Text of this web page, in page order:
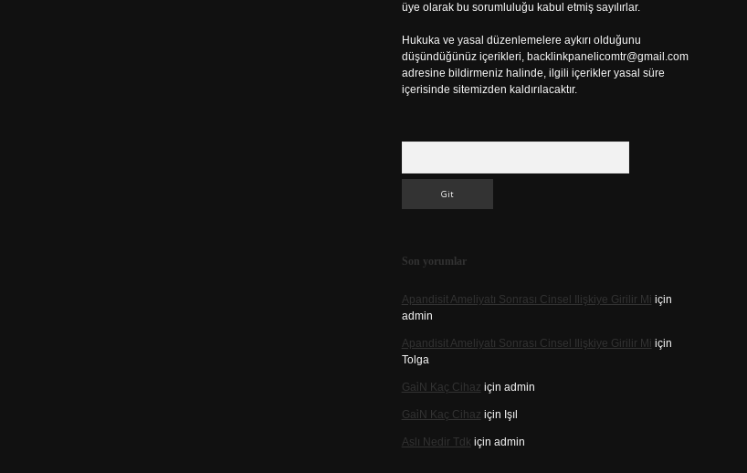
üye olarak bu sorumluluğu kabul etmiş sayılırlar.
Hukuka ve yasal düzenlemelere aykırı olduğunu
düşündüğünüz içerikleri, backlinkpanelicomtr@gmail.com
adresine bildirmeniz halinde, ilgili içerikler yasal süre
içerisinde sitemizden kaldırılacaktır.
Son yorumlar
Apandisit Ameliyatı Sonrası Cinsel Ilişkiye Girilir Mi için
admin
Apandisit Ameliyatı Sonrası Cinsel Ilişkiye Girilir Mi için
Tolga
Gai̇N Kaç Cihaz için admin
Gai̇N Kaç Cihaz için Işıl
Aslı Nedir Tdk için admin